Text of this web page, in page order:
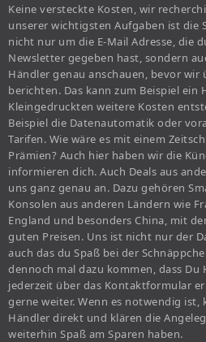
Keine versteckte Kosten, wir
unserer wichtigsten Aufgaben ist die
nicht nur um die E-Mail Adresse, die
Newsletter gegeben hast, sondern
Händler genau anschauen, bevor wir
berichten. Das kann zum Beispiel ein
Kleingedruckten weitere Kosten
Beispiel die Datenautomatik oder
Tarifen. Wie wäre es mit einem
Prämien? Auch hier haben wir die
informieren dich. Auch Deals aus
uns ganz genau an. Dazu gehören
Konsolen aus anderen Ländern wie
England und besonders China, mit
guten Preisen. Uns ist nicht nur der
auch das du Spaß bei der
dennoch mal dazu kommen, dass
jederzeit über das Kontaktformular
gerne weiter. Wenn es notwendig
Händler direkt und klären die
weiterhin Spaß am Sparen haben.